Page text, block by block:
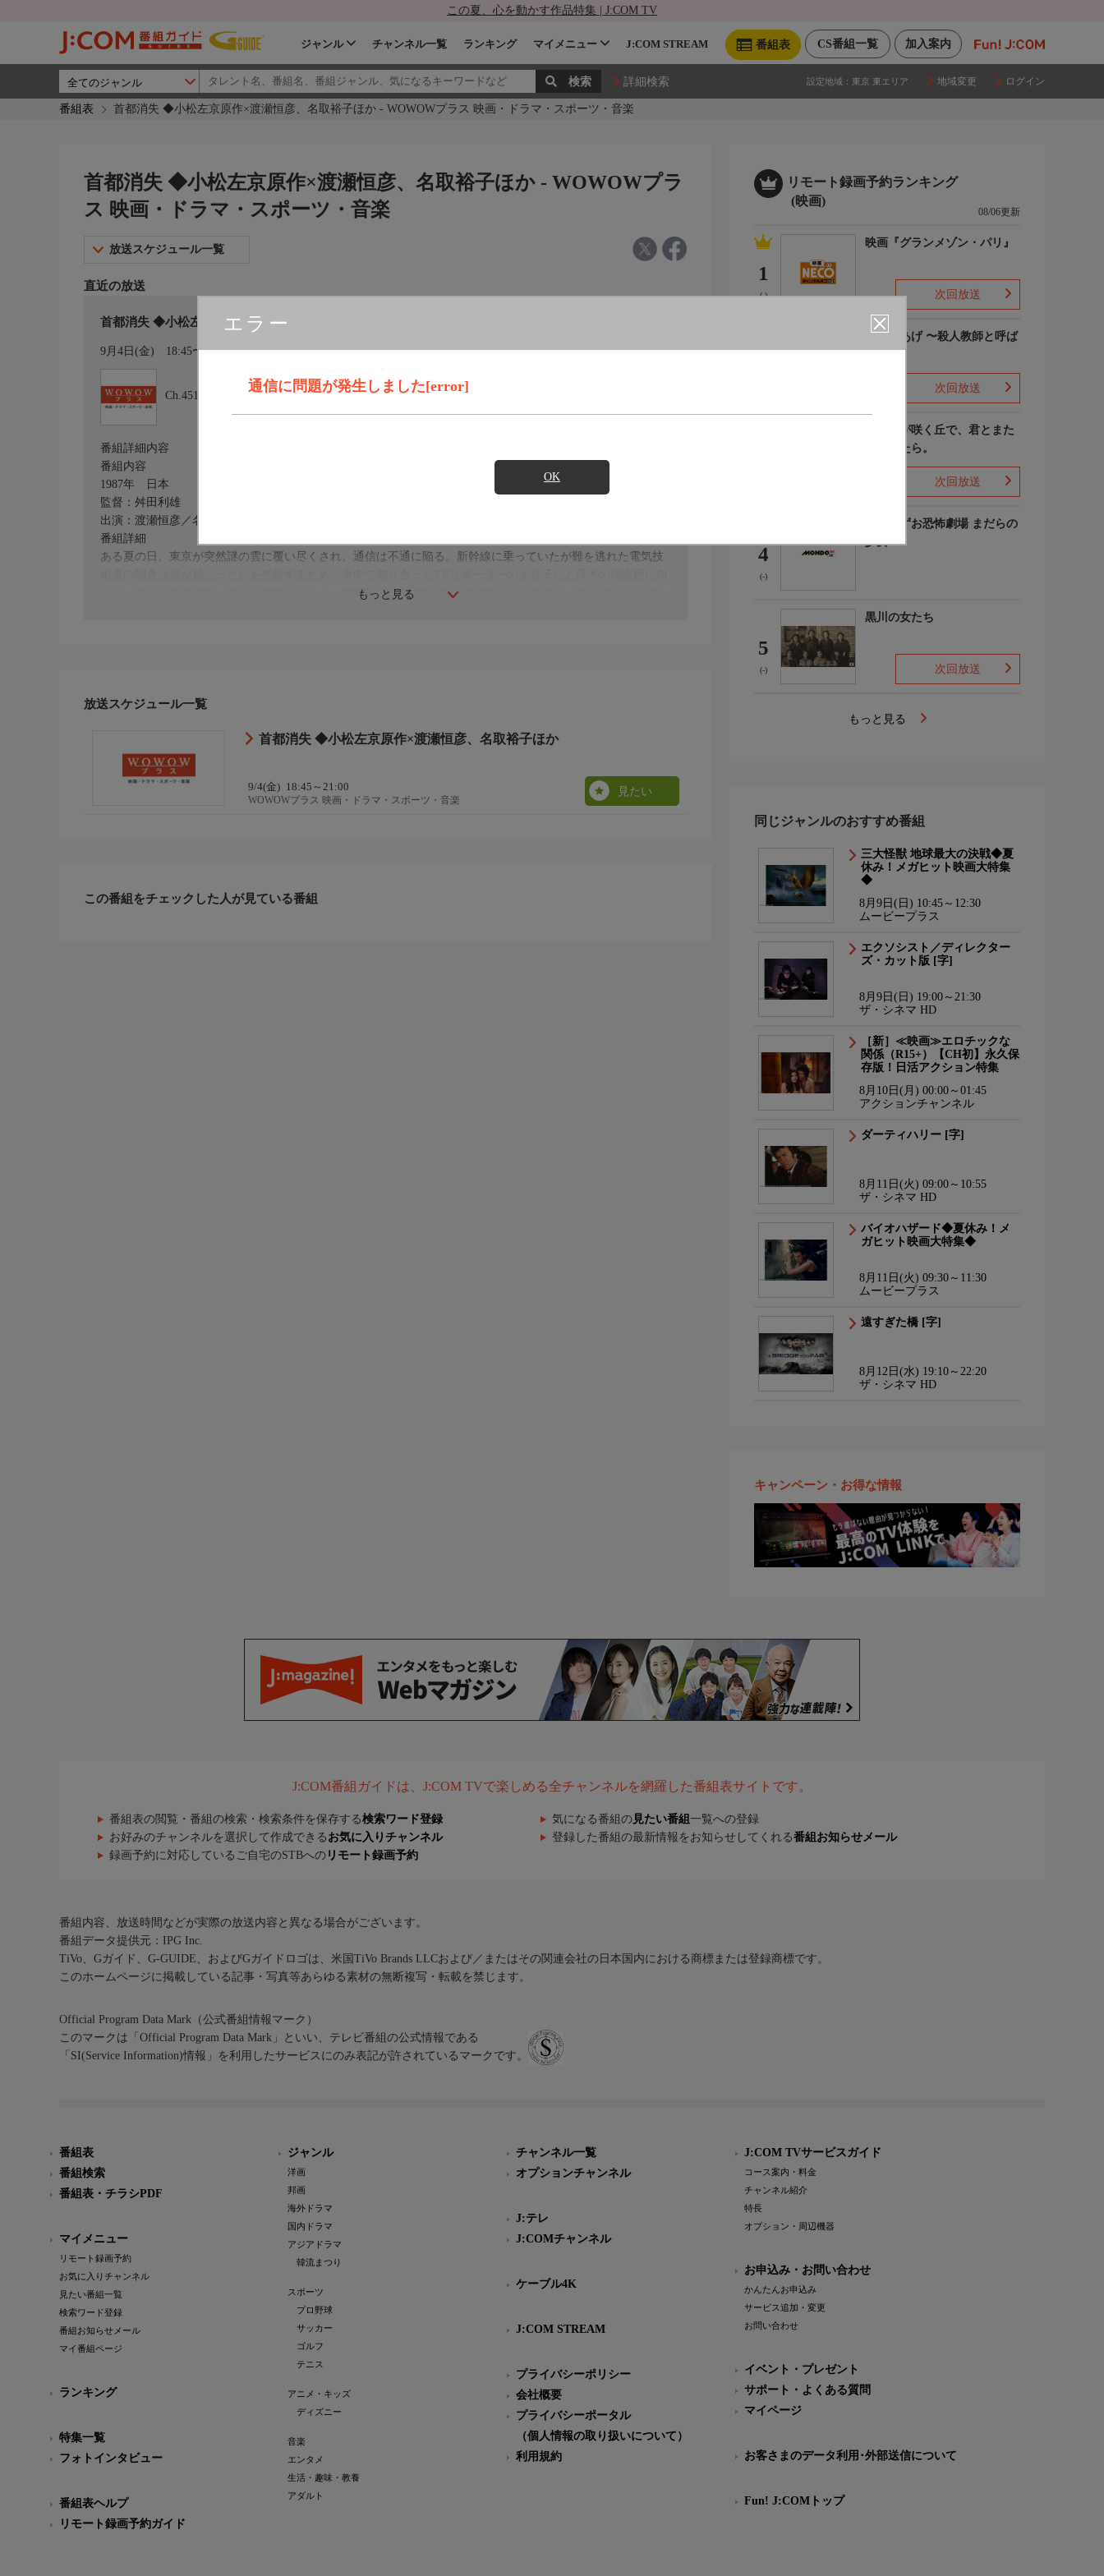
この夏、心を動かす作品特集 | J:COM TV
加入案内
CS番組一覧
番組表
ジャンル チャンネル一覧 ランキング マイメニュー J:COM STREAM
詳細検索 設定地域： 東京 東エリア 地域変更 ログイン
番組表 首都消失 ◆小松左京原作×渡瀬恒彦、名取裕子ほか - WOWOWプラス 映画・ドラマ・スポーツ・音楽
エラー
通信に問題が発生しました[error]
OK
首都消失 ◆小松左京原作×渡瀬恒彦、名取裕子ほか - WOWOWプラ
ス 映画・ドラマ・スポーツ・音楽
放送スケジュール一覧
直近の放送
首都消失 ◆小松左京原作×渡瀬恒彦、名取裕子ほか
9月4日(金) 18:45〜21:00
Ch.451
WOWOWプラス 映画・ドラマ・スポーツ・音楽
もっと見る
番組詳細内容
番組内容
1987年 日本
監督：舛田利雄
出演：渡瀬恒彦／名取裕子／山下真司／大滝秀治
番組詳細
ある夏の日、東京が突然謎の雲に覆い尽くされ、通信は不通に陥る。新幹線に乗っていたが難を逃れた電気技
かう。電子工学の権威、大田原教授によると、“物体O”と名付けられた雲はおよそ厚さ2km、直径50kmに及び、
放送スケジュール一覧
首都消失 ◆小松左京原作×渡瀬恒彦、名取裕子ほか
9/4(金) 18:45～21:00
WOWOWプラス 映画・ドラマ・スポーツ・音楽
見たい
この番組をチェックした人が見ている番組
リモート録画予約ランキング
(映画)
08/06更新
1
(-)
映画『グランメゾン・パリ』
次回放送
でっちあげ 〜殺人教師と呼ば
次回放送
あの花が咲く丘で、君とまた
出会えたら。
次回放送
4
(-)
楳図かずお恐怖劇場 まだらの
少女
5
(-)
黒川の女たち
次回放送
もっと見る
同じジャンルのおすすめ番組
三大怪獣 地球最大の決戦◆夏
休み！メガヒット映画大特集
◆
8月9日(日) 10:45～12:30
ムービープラス
エクソシスト／ディレクター
ズ・カット版 [字]
8月9日(日) 19:00～21:30
ザ・シネマ HD
［新］≪映画≫エロチックな
関係（R15+）【CH初】永久保
存版！日活アクション特集
8月10日(月) 00:00～01:45
アクションチャンネル
ダーティハリー [字]
8月11日(火) 09:00～10:55
ザ・シネマ HD
バイオハザード◆夏休み！メ
ガヒット映画大特集◆
8月11日(火) 09:30～11:30
ムービープラス
遠すぎた橋 [字]
8月12日(水) 19:10～22:20
ザ・シネマ HD
キャンペーン・お得な情報
J:COM番組ガイドは、J:COM TVで楽しめる全チャンネルを網羅した番組表サイトです。
番組表の閲覧・番組の検索・検索条件を保存する検索ワード登録 気になる番組の 見たい番組 一覧への登録
お好みのチャンネルを選択して作成できる お気に入りチャンネル 登録した番組の最新情報をお知らせしてくれる番組お知らせメール
録画予約に対応しているご自宅のSTBへの リモート録画予約
番組内容、放送時間などが実際の放送内容と異なる場合がございます。
番組データ提供元：IPG Inc.
TiVo、Gガイド、G-GUIDE、およびGガイドロゴは、米国TiVo Brands LLCおよび／またはその関連会社の日本国内における商標または登録商標です。
このホームページに掲載している記事・写真等あらゆる素材の無断複写・転載を禁じます。
Official Program Data Mark（公式番組情報マーク）
このマークは「Official Program Data Mark」といい、テレビ番組の公式情報である
「SI(Service Information)情報」を利用したサービスにのみ表記が許されているマークです。
番組表
番組検索
番組表・チラシPDF
マイメニュー
リモート録画予約
お気に入りチャンネル
見たい番組一覧
検索ワード登録
番組お知らせメール
マイ番組ページ
ランキング
特集一覧
フォトインタビュー
番組表ヘルプ
リモート録画予約ガイド
ジャンル
洋画
邦画
海外ドラマ
国内ドラマ
アジアドラマ
韓流まつり
スポーツ
プロ野球
サッカー
ゴルフ
テニス
アニメ・キッズ
ディズニー
音楽
エンタメ
生活・趣味・教養
アダルト
チャンネル一覧
オプションチャンネル
J:テレ
J:COMチャンネル
ケーブル4K
J:COM STREAM
プライバシーポリシー
会社概要
プライバシーポータル
（個人情報の取り扱いについて）
利用規約
J:COM TVサービスガイド
コース案内・料金
チャンネル紹介
特長
オプション・周辺機器
お申込み・お問い合わせ
かんたんお申込み
サービス追加・変更
お問い合わせ
イベント・プレゼント
サポート・よくある質問
マイページ
お客さまのデータ利用･外部送信について
Fun! J:COMトップ